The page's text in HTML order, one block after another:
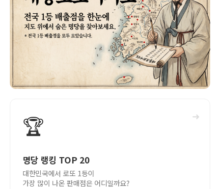
➜
🏆
명당 랭킹 TOP 20
대한민국에서 로또 1등이
가장 많이 나온 판매점은 어디일까요?